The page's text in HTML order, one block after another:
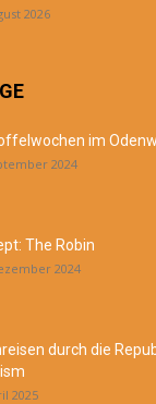
2026
im
2024
The Robin
2024
durch die
2025